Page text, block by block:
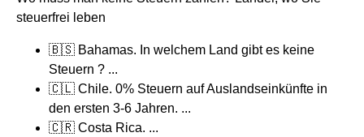
steuerfrei leben
🇧🇸 Bahamas. In welchem Land gibt es keine
Steuern ? ...
🇨🇱 Chile. 0% Steuern auf Auslandseinkünfte in
den ersten 3-6 Jahren. ...
🇨🇷 Costa Rica. ...